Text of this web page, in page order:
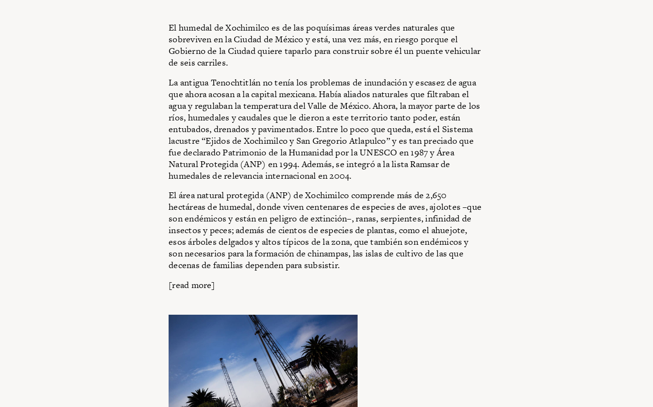
El humedal de Xochimilco es de las poquísimas áreas verdes naturales que
sobreviven en la Ciudad de México y está, una vez más, en riesgo porque el
Gobierno de la Ciudad quiere taparlo para construir sobre él un puente vehicular
de seis carriles.
La antigua Tenochtitlán no tenía los problemas de inundación y escasez de agua
que ahora acosan a la capital mexicana. Había aliados naturales que filtraban el
agua y regulaban la temperatura del Valle de México. Ahora, la mayor parte de los
ríos, humedales y caudales que le dieron a este territorio tanto poder, están
entubados, drenados y pavimentados. Entre lo poco que queda, está el Sistema
lacustre “Ejidos de Xochimilco y San Gregorio Atlapulco” y es tan preciado que
fue declarado Patrimonio de la Humanidad por la UNESCO en 1987 y Área
Natural Protegida (ANP) en 1994. Además, se integró a la lista Ramsar de
humedales de relevancia internacional en 2004.
El área natural protegida (ANP) de Xochimilco comprende más de 2,650
hectáreas de humedal, donde viven centenares de especies de aves, ajolotes –que
son endémicos y están en peligro de extinción–, ranas, serpientes, infinidad de
insectos y peces; además de cientos de especies de plantas, como el ahuejote,
esos árboles delgados y altos típicos de la zona, que también son endémicos y
son necesarios para la formación de chinampas, las islas de cultivo de las que
decenas de familias dependen para subsistir.
[read more]